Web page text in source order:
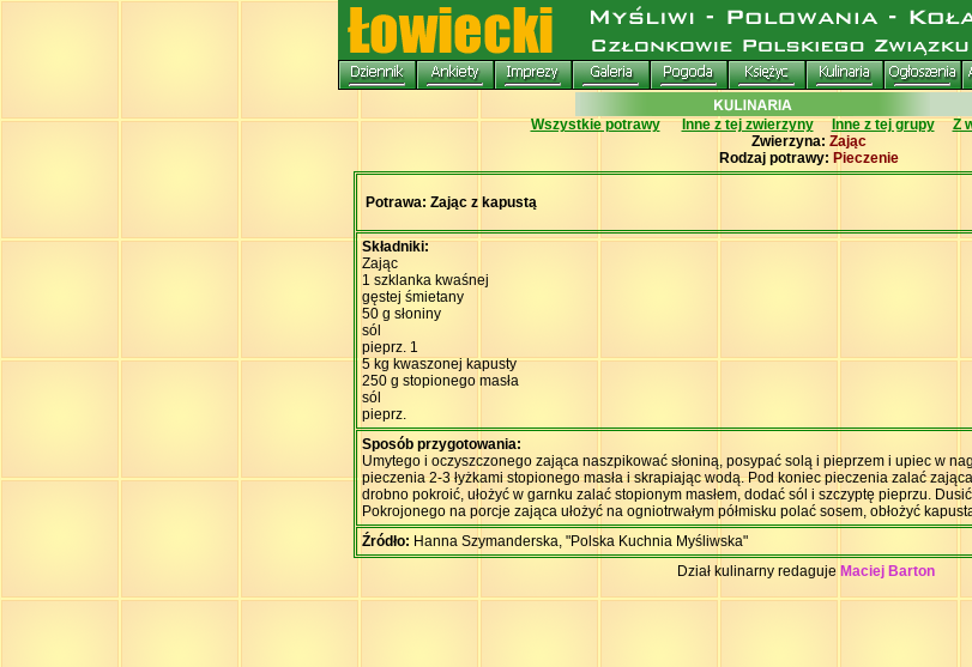
Wszystkie potrawy Inne z tej zwierzyny Inne z tej grupy
Z
Zwierzyna: Zając
Rodzaj potrawy: Pieczenie
Potrawa: Zając z kapustą
Składniki:
Zając
1 szklanka kwaśnej
gęstej śmietany
50 g słoniny
sól
pieprz. 1
5 kg kwaszonej kapusty
250 g stopionego masła
sól
pieprz.
Sposób przygotowania:
Umytego i oczyszczonego zająca naszpikować słoniną, posypać solą i pieprzem i upiec w
pieczenia 2-3 łyżkami stopionego masła i skrapiając wodą. Pod koniec pieczenia zalać
drobno pokroić, ułożyć w garnku zalać stopionym masłem, dodać sól i szczyptę pieprzu.
Pokrojonego na porcje zająca ułożyć na ogniotrwałym półmisku polać sosem, obłożyć
Źródło: Hanna Szymanderska, "Polska Kuchnia Myśliwska"
Dział kulinarny redaguje Maciej Barton